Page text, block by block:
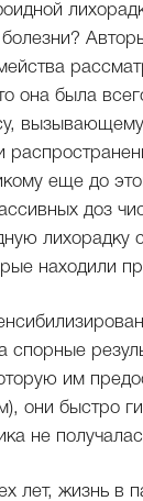
болезни?
она была
еще до
доз
находили
спорные
им
они быстро
не
лет, жизнь в